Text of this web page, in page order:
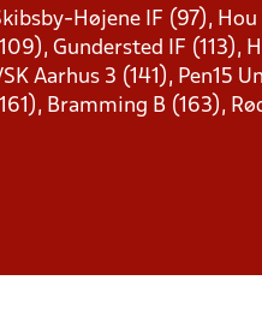
Højene IF (97),
Gundersted IF (113),
Aarhus 3 (141), Pen15
Bramming B (163),